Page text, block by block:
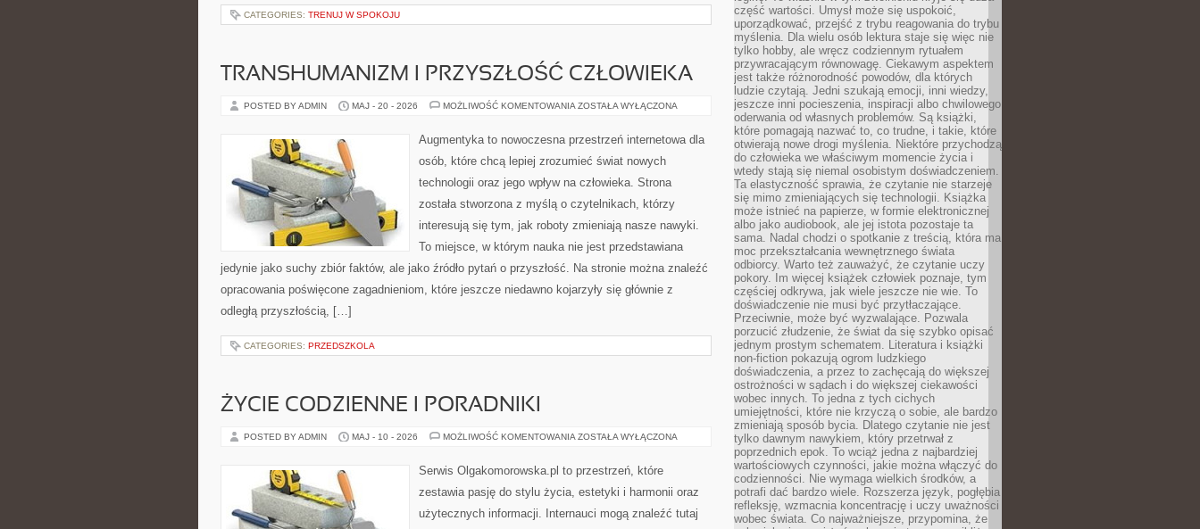
CATEGORIES: TRENUJ W SPOKOJU
TRANSHUMANIZM I PRZYSZŁOŚĆ CZŁOWIEKA
POSTED BY ADMIN MAJ - 20 - 2026 MOŻLIWOŚĆ KOMENTOWANIA TRANSHUMANIZM
CZŁOWIEKA
ZOSTAŁA WYŁĄCZONA
Augmentyka to nowoczesna przestrzeń internetowa dla
osób, które chcą lepiej zrozumieć świat nowych
technologii oraz jego wpływ na człowieka. Strona
została stworzona z myślą o czytelnikach, którzy
interesują się tym, jak roboty zmieniają nasze nawyki.
To miejsce, w którym nauka nie jest przedstawiana
jedynie jako suchy zbiór faktów, ale jako źródło pytań o przyszłość. Na stronie można znaleźć
opracowania poświęcone zagadnieniom, które jeszcze niedawno kojarzyły się głównie z
odległą przyszłością, […]
CATEGORIES: PRZEDSZKOLA
ŻYCIE CODZIENNE I PORADNIKI
POSTED BY ADMIN MAJ - 10 - 2026 MOŻLIWOŚĆ KOMENTOWANIA ŻYCIE
PORADNIKI
ZOSTAŁA WYŁĄCZONA
Serwis Olgakomorowska.pl to przestrzeń, które
zestawia pasję do stylu życia, estetyki i harmonii oraz
użytecznych informacji. Internauci mogą znaleźć tutaj
część wartości. Umysł może się uspokoić,
uporządkować, przejść z trybu reagowania do trybu
myślenia. Dla wielu osób lektura staje się więc nie
tylko hobby, ale wręcz codziennym rytuałem
przywracającym równowagę. Ciekawym aspektem
jest także różnorodność powodów, dla których
ludzie czytają. Jedni szukają emocji, inni wiedzy,
jeszcze inni pocieszenia, inspiracji albo chwilowego
oderwania od własnych problemów. Są książki,
które pomagają nazwać to, co trudne, i takie, które
otwierają nowe drogi myślenia. Niektóre przychodzą
do człowieka we właściwym momencie życia i
wtedy stają się niemal osobistym doświadczeniem.
Ta elastyczność sprawia, że czytanie nie starzeje
się mimo zmieniających się technologii. Książka
może istnieć na papierze, w formie elektronicznej
albo jako audiobook, ale jej istota pozostaje ta
sama. Nadal chodzi o spotkanie z treścią, która ma
moc przekształcania wewnętrznego świata
odbiorcy. Warto też zauważyć, że czytanie uczy
pokory. Im więcej książek człowiek poznaje, tym
częściej odkrywa, jak wiele jeszcze nie wie. To
doświadczenie nie musi być przytłaczające.
Przeciwnie, może być wyzwalające. Pozwala
porzucić złudzenie, że świat da się szybko opisać
jednym prostym schematem. Literatura i książki
non-fiction pokazują ogrom ludzkiego
doświadczenia, a przez to zachęcają do większej
ostrożności w sądach i do większej ciekawości
wobec innych. To jedna z tych cichych
umiejętności, które nie krzyczą o sobie, ale bardzo
zmieniają sposób bycia. Dlatego czytanie nie jest
tylko dawnym nawykiem, który przetrwał z
poprzednich epok. To wciąż jedna z najbardziej
wartościowych czynności, jakie można włączyć do
codzienności. Nie wymaga wielkich środków, a
potrafi dać bardzo wiele. Rozszerza język, pogłębia
refleksję, wzmacnia koncentrację i uczy uważności
wobec świata. Co najważniejsze, przypomina, że